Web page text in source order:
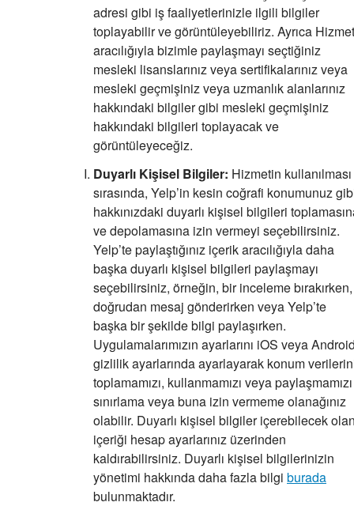
adresi gibi iş faaliyetlerinizle ilgili bilgiler
toplayabilir ve görüntüleyebiliriz. Ayrıca Hizmet
aracılığıyla bizimle paylaşmayı seçtiğiniz
mesleki lisanslarınız veya sertifikalarınız veya
mesleki geçmişiniz veya uzmanlık alanlarınız
hakkındaki bilgiler gibi mesleki geçmişiniz
hakkındaki bilgileri toplayacak ve
görüntüleyeceğiz.
Duyarlı Kişisel Bilgiler: Hizmetin kullanılması
sırasında, Yelp’in kesin coğrafi konumunuz
hakkınızdaki duyarlı kişisel bilgileri
ve depolamasına izin vermeyi seçebilirsiniz.
Yelp’te paylaştığınız içerik aracılığıyla daha
başka duyarlı kişisel bilgileri paylaşmayı
seçebilirsiniz, örneğin, bir inceleme bırakırken,
doğrudan mesaj gönderirken veya Yelp’te
başka bir şekilde bilgi paylaşırken.
Uygulamalarımızın ayarlarını iOS veya
gizlilik ayarlarında ayarlayarak konum
toplamamızı, kullanmamızı veya paylaşmamızı
sınırlama veya buna izin vermeme olanağınız
olabilir. Duyarlı kişisel bilgiler içerebilecek
içeriği hesap ayarlarınız üzerinden
kaldırabilirsiniz. Duyarlı kişisel bilgilerinizin
yönetimi hakkında daha fazla bilgi burada
bulunmaktadır.